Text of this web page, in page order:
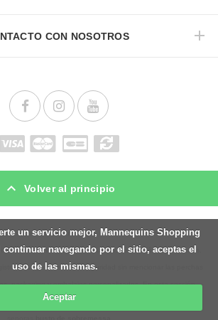
un servicio mejor, Mannequins Shopping
navegando por el sitio, aceptas el
uso de las mismas.
Aceptar
CON NOSOTROS
Volver al principio
un especialista en maniqui, mobiliarios de tiendas, vitrinas,
también en maniquíes ibustos , iluminación para tiendas,
y sistemas de seguridad sin mencionar las perchas
packaging y embalajes personalizados. En esta sección
hombres ybustos senoras